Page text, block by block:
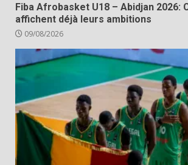
Fiba Afrobasket U18 – Abidjan 2026:
affichent déjà leurs ambitions
09/08/2026